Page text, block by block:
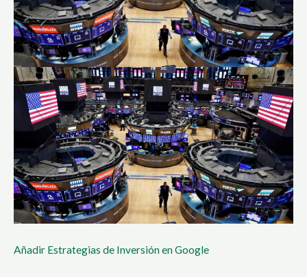
Añadir Estrategias de Inversión en Google